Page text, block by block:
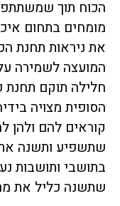
הכוח תוך שמשתתפי
מומחים בתחום
את ניראות תחנת
המועצה לשמירה
חלילה תוקם
הסופית מצויה
קוראים להם ולהן
שתשפיע ותשנה את
בתושבי ותושבות
שתשנה כליל את